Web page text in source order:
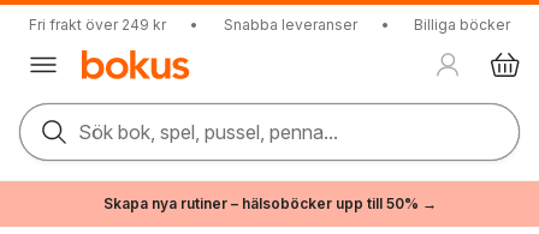
Fri frakt över 249 kr • Snabba leveranser • Billiga böcker
Sök bok, spel, pussel, penna...
Skapa nya rutiner – hälsoböcker upp till 50% →